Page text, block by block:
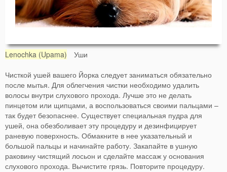
Lenochka (Upama) Уши
Чисткой ушей вашего Йорка следует заниматься обязательно
после мытья. Для облегчения чистки необходимо удалить
волосы внутри слухового прохода. Лучше это не делать
пинцетом или щипцами, а воспользоваться своими пальцами –
так будет безопаснее. Существует специальная пудра для
ушей, она обезболивает эту процедуру и дезинфицирует
раневую поверхность. Обмакните в нее указательный и
большой пальцы и начинайте работу. Закапайте в ушную
раковину чистящий лосьон и сделайте массаж у основания
слухового прохода. Вычистите грязь. Повторите процедуру.